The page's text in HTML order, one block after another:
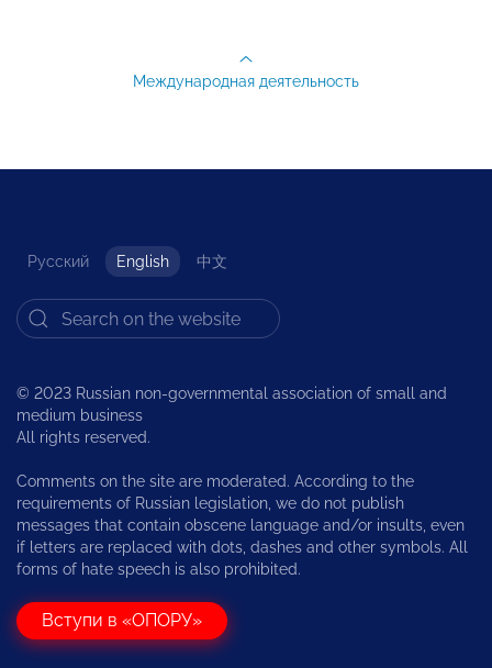
Международная деятельность
Русский English 中文
© 2023 Russian non-governmental association of small and
medium business
All rights reserved.
Comments on the site are moderated. According to the
requirements of Russian legislation, we do not publish
messages that contain obscene language and/or insults, even
if letters are replaced with dots, dashes and other symbols. All
forms of hate speech is also prohibited.
Вступи в «ОПОРУ»